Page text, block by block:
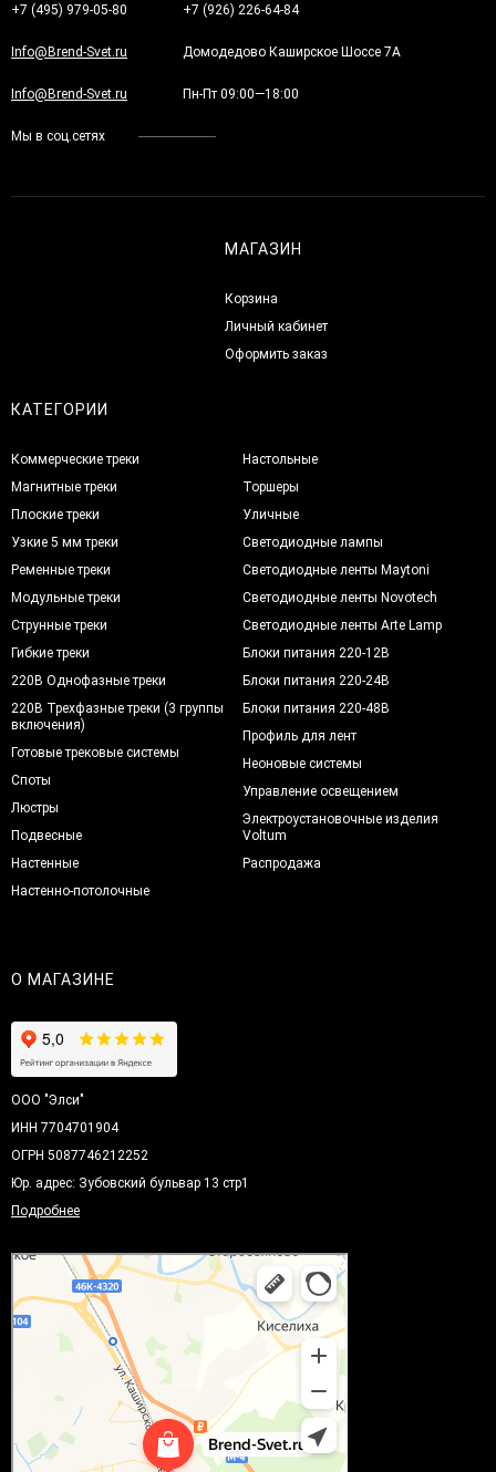
+7 (495) 979-05-80 +7 (926) 226-64-84
Info@Brend-Svet.ru Домодедово Каширское Шоссе 7А
Info@Brend-Svet.ru Пн-Пт 09:00—18:00
Мы в соц.сетях
МАГАЗИН
Корзина
Личный кабинет
Оформить заказ
КАТЕГОРИИ
Коммерческие треки
Магнитные треки
Плоские треки
Узкие 5 мм треки
Ременные треки
Модульные треки
Струнные треки
Гибкие треки
220В Однофазные треки
220В Трехфазные треки (3 группы
включения)
Готовые трековые системы
Споты
Люстры
Подвесные
Настенные
Настенно-потолочные
Настольные
Торшеры
Уличные
Светодиодные лампы
Светодиодные ленты Maytoni
Светодиодные ленты Novotech
Светодиодные ленты Arte Lamp
Блоки питания 220-12В
Блоки питания 220-24В
Блоки питания 220-48В
Профиль для лент
Неоновые системы
Управление освещением
Электроустановочные изделия
Voltum
Распродажа
О МАГАЗИНЕ
ООО "Элси"
ИНН 7704701904
ОГРН 5087746212252
Юр. адрес: Зубовский бульвар 13 стр1
Подробнее